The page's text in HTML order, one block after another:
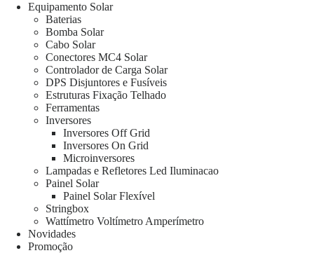
Equipamento Solar
Baterias
Bomba Solar
Cabo Solar
Conectores MC4 Solar
Controlador de Carga Solar
DPS Disjuntores e Fusíveis
Estruturas Fixação Telhado
Ferramentas
Inversores
Inversores Off Grid
Inversores On Grid
Microinversores
Lampadas e Refletores Led Iluminacao
Painel Solar
Painel Solar Flexível
Stringbox
Wattímetro Voltímetro Amperímetro
Novidades
Promoção